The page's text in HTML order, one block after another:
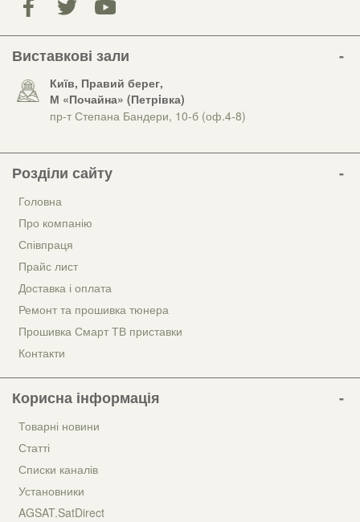
Виставкові зали
Київ, Правий берег,
М «Почайна» (Петрiвка)
пр-т Степана Бандери, 10-б (оф.4-8)
Розділи сайту
Головна
Про компанію
Співпраця
Прайс лист
Доставка і оплата
Ремонт та прошивка тюнера
Прошивка Смарт ТВ приставки
Контакти
Корисна інформація
Товарні новини
Статті
Списки каналів
Установники
AGSAT.SatDirect